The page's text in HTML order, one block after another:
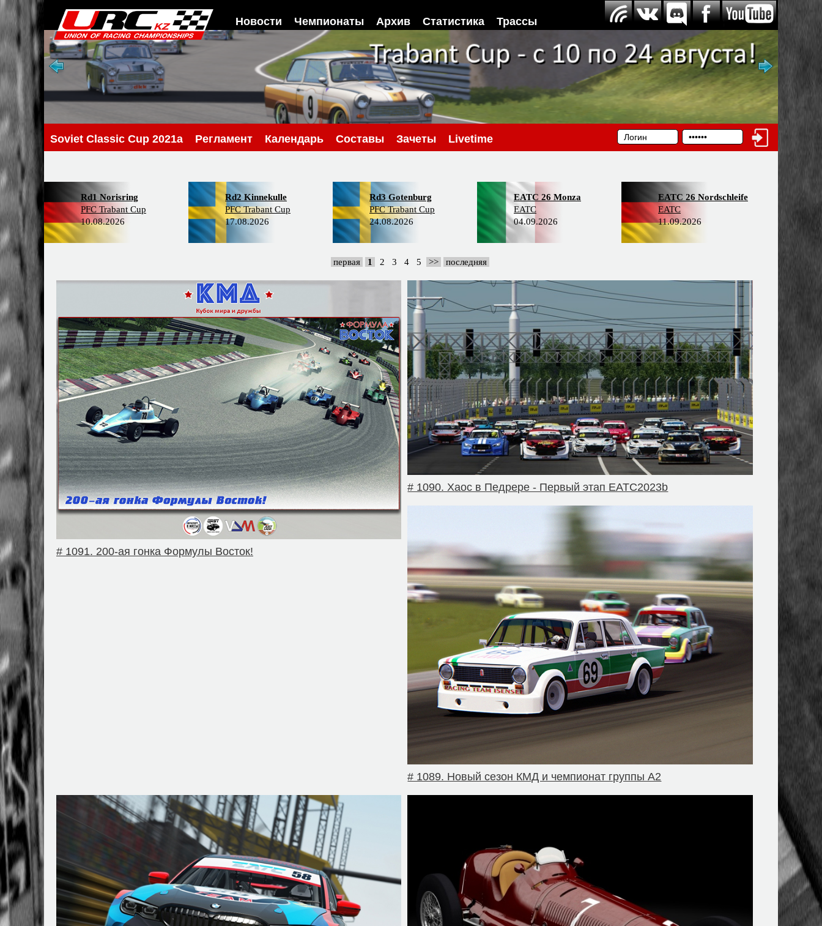
Новости Чемпионаты Архив Статистика Трассы
Soviet Classic Cup 2021a Регламент Календарь Составы Зачеты Livetime
Rd1 Norisring
PFC Trabant Cup
10.08.2026
Rd2 Kinnekulle
PFC Trabant Cup
17.08.2026
Rd3 Gotenburg
PFC Trabant Cup
24.08.2026
EATC 26 Monza
EATC
04.09.2026
EATC 26 Nordschleife
EATC
11.09.2026
первая 1 2 3 4 5 >> последняя
# 1091. 200-ая гонка Формулы Восток!
# 1090. Хаос в Педрере - Первый этап EATC2023b
# 1089. Новый сезон КМД и чемпионат группы А2